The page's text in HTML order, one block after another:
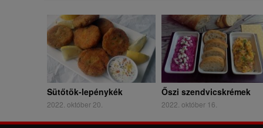
Sütőtök-lepénykék
2022. október 20.
Őszi szendvicskrémek
2022. október 16.